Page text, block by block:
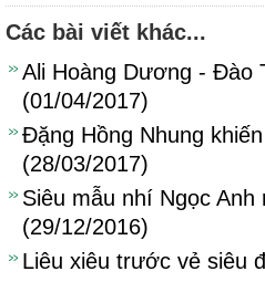
Các bài viết khác...
Ali Hoàng Dương - Đào
(01/04/2017)
Đặng Hồng Nhung
(28/03/2017)
Siêu mẫu nhí Ngọc
(29/12/2016)
Liêu xiêu trước vẻ siêu